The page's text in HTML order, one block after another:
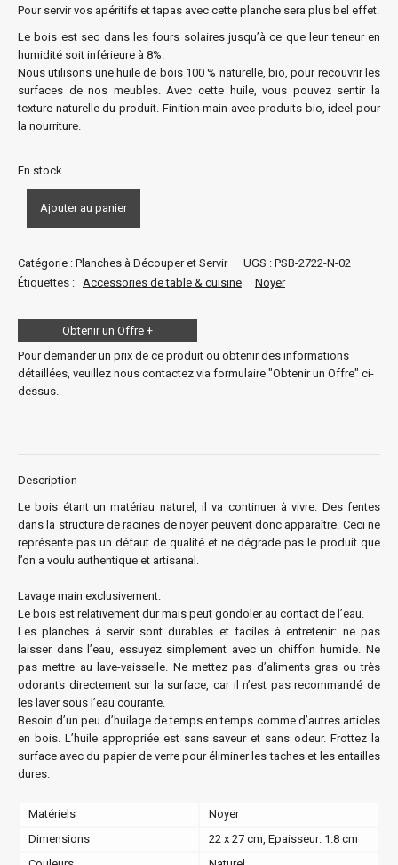
Pour servir vos apéritifs et tapas avec cette planche sera plus bel effet.
Le bois est sec dans les fours solaires jusqu’à ce que leur teneur en
humidité soit inférieure à 8%.
Nous utilisons une huile de bois 100 % naturelle, bio, pour recouvrir les
surfaces de nos meubles. Avec cette huile, vous pouvez sentir la
texture naturelle du produit. Finition main avec produits bio, ideel pour
la nourriture.
En stock
Ajouter au panier
Catégorie : Planches à Découper et Servir UGS : PSB-2722-N-02
Étiquettes :
Accessories de table & cuisine Noyer
Obtenir un Offre +
S'il vous plaît remplissez les champs suivants.
Pour demander un prix de ce produit ou obtenir des informations
détaillées, veuillez nous contactez via formulaire "Obtenir un Offre" ci-
dessus.
Description
Le bois étant un matériau naturel, il va continuer à vivre. Des fentes
dans la structure de racines de noyer peuvent donc apparaître. Ceci ne
représente pas un défaut de qualité et ne dégrade pas le produit que
l’on a voulu authentique et artisanal.
Lavage main exclusivement.
Le bois est relativement dur mais peut gondoler au contact de l’eau.
Les planches à servir sont durables et faciles à entretenir: ne pas
laisser dans l’eau, essuyez simplement avec un chiffon humide. Ne
pas mettre au lave-vaisselle. Ne mettez pas d’aliments gras ou très
odorants directement sur la surface, car il n’est pas recommandé de
les laver sous l’eau courante.
Besoin d’un peu d’huilage de temps en temps comme d’autres articles
en bois. L’huile appropriée est sans saveur et sans odeur. Frottez la
surface avec du papier de verre pour éliminer les taches et les entailles
dures.
Matériels
Noyer
Dimensions
22 x 27 cm, Epaisseur: 1.8 cm